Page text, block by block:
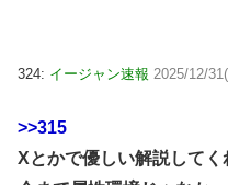
324: イージャン速報 2025/12/
>>315
Xとかで優しい解説して